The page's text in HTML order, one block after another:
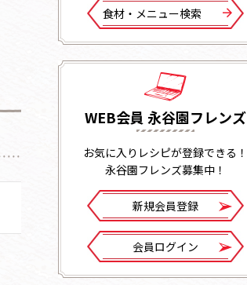
⾷材・メニュー検索
WEB会員 永谷園フレンズ
お気に入りレシピが登録できる！
永谷園フレンズ募集中！
新規会員登録
会員ログイン